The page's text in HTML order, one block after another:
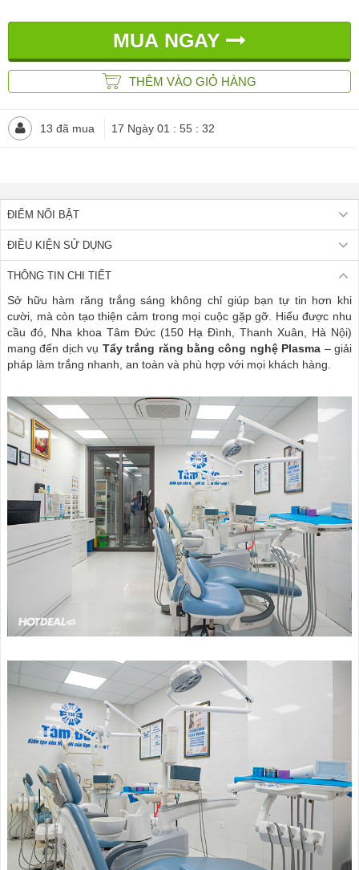
MUA NGAY
THÊM VÀO GIỎ HÀNG
13 đã mua 17 Ngày 01 : 55 : 29
ĐIỂM NỔI BẬT
ĐIỀU KIỆN SỬ DỤNG
THÔNG TIN CHI TIẾT
Sở hữu hàm răng trắng sáng không chỉ giúp bạn tự tin hơn khi
cười, mà còn tạo thiện cảm trong mọi cuộc gặp gỡ. Hiểu được nhu
cầu đó, Nha khoa Tâm Đức (150 Hạ Đình, Thanh Xuân, Hà Nội)
mang đến dịch vụ Tẩy trắng răng bằng công nghệ Plasma – giải
pháp làm trắng nhanh, an toàn và phù hợp với mọi khách hàng.